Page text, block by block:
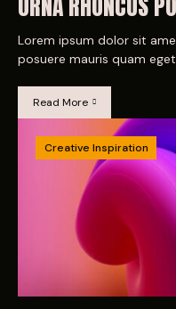
Lorem ipsum dolor sit
posuere mauris quam
Read More
Creative Inspiration